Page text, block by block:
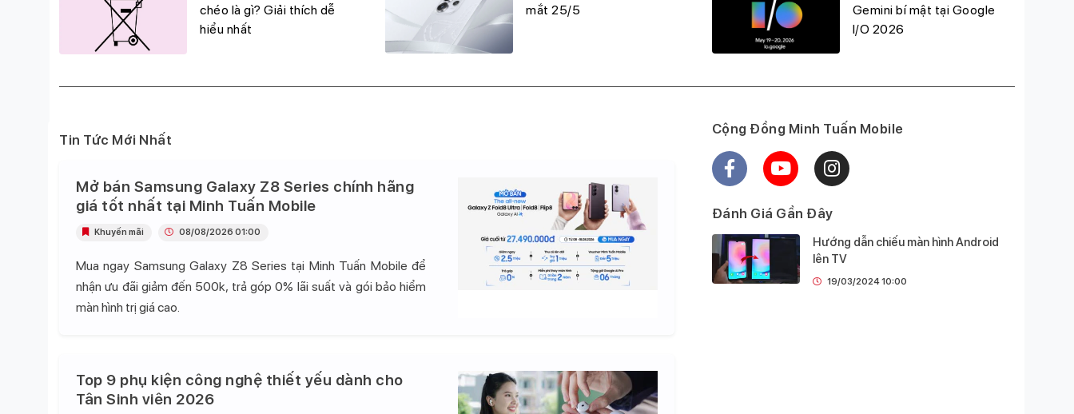
chéo là gì? Giải thích dễ
hiểu nhất
mắt 25/5
Gemini bí mật tại Google
I/O 2026
Tin Tức Mới Nhất
Mở bán Samsung Galaxy Z8 Series chính hãng
giá tốt nhất tại Minh Tuấn Mobile
Mua ngay Samsung Galaxy Z8 Series tại Minh Tuấn Mobile để
nhận ưu đãi giảm đến 500k, trả góp 0% lãi suất và gói bảo hiểm
màn hình trị giá cao.
Khuyến mãi 08/08/2026 01:00
Top 9 phụ kiện công nghệ thiết yếu dành cho
Tân Sinh viên 2026
Cộng Đồng Minh Tuấn Mobile
Đánh Giá Gần Đây
19/03/2024 10:00
Hướng dẫn chiếu màn hình Android
lên TV